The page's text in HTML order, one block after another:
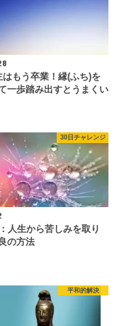
はもう卒業！縁(ふち)を
一歩踏み出すとうまくい
30日チャレンジ
人生から苦しみを取り
の方法
平和的解決